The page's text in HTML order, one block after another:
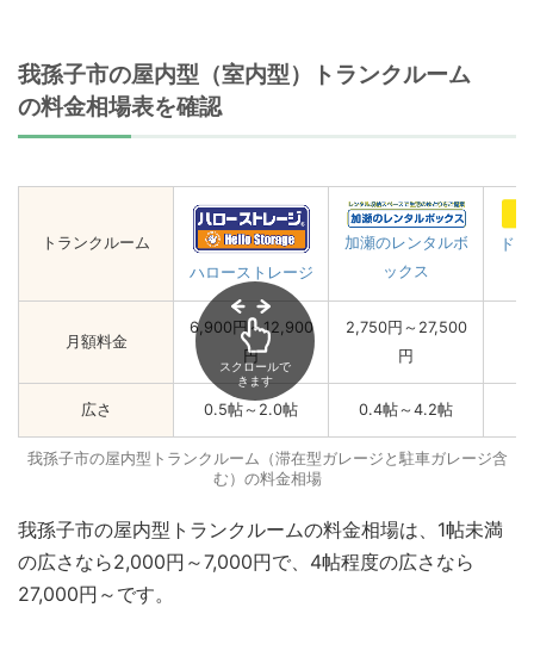
我孫子市の屋内型（室内型）トランクルーム
の料金相場表を確認
トランクルーム
ハローストレージ
加瀬のレンタルボ
ックス
ド
月額料金
6,900円～12,900
円
2,750円～27,500
円
広さ 0.5帖～2.0帖 0.4帖～4.2帖
スクロールで
きます
我孫子市の屋内型トランクルーム（滞在型ガレージと駐車ガレージ含
む）の料金相場
我孫子市の屋内型トランクルームの料金相場は、1帖未満
の広さなら2,000円～7,000円で、4帖程度の広さなら
27,000円～です。